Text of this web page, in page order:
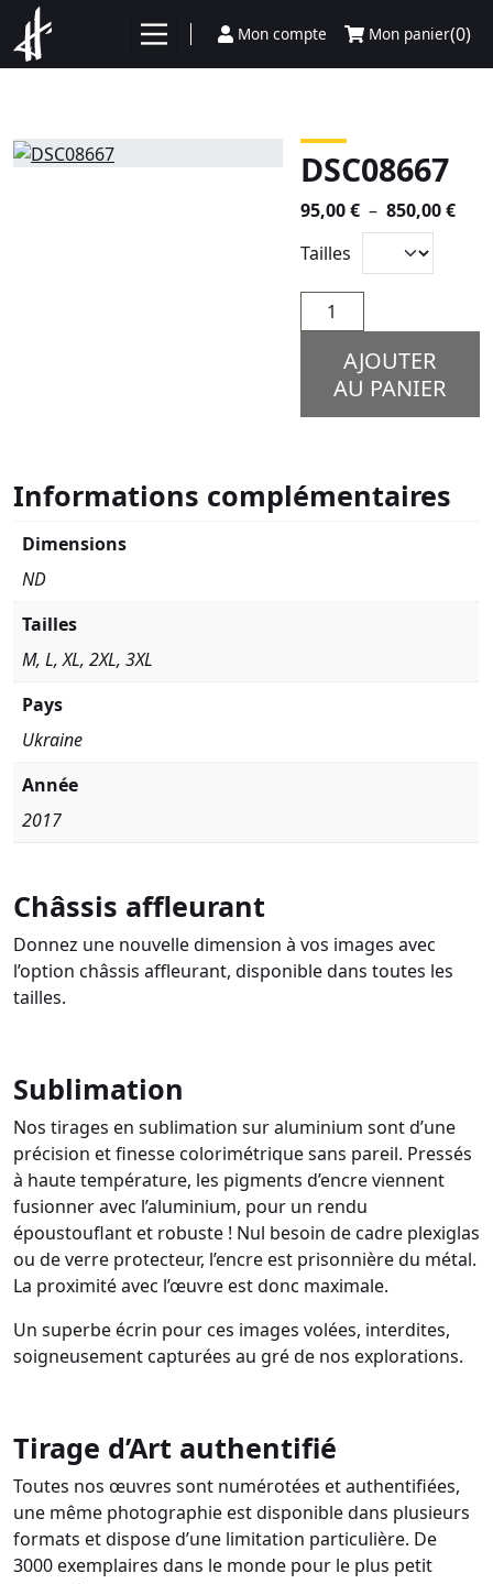
Aller au contenu
Mon compte Mon panier(0)
DSC08667
95,00€ – 850,00€
Tailles
quantité
de
DSC08667
AJOUTER
AU PANIER
Châssis affleurant
Donnez une nouvelle dimension à vos images avec
l’option châssis affleurant, disponible dans toutes les
tailles.
Sublimation
Nos tirages en sublimation sur aluminium sont d’une
précision et finesse colorimétrique sans pareil. Pressés
à haute température, les pigments d’encre viennent
fusionner avec l’aluminium, pour un rendu
époustouflant et robuste ! Nul besoin de cadre plexiglas
ou de verre protecteur, l’encre est prisonnière du métal.
La proximité avec l’œuvre est donc maximale.
Un superbe écrin pour ces images volées, interdites,
soigneusement capturées au gré de nos explorations.
Tirage d’Art authentifié
Toutes nos œuvres sont numérotées et authentifiées,
une même photographie est disponible dans plusieurs
formats et dispose d’une limitation particulière. De
3000 exemplaires dans le monde pour le plus petit
Informations complémentaires
Dimensions
ND
Tailles
M, L, XL, 2XL, 3XL
Pays
Ukraine
Année
2017